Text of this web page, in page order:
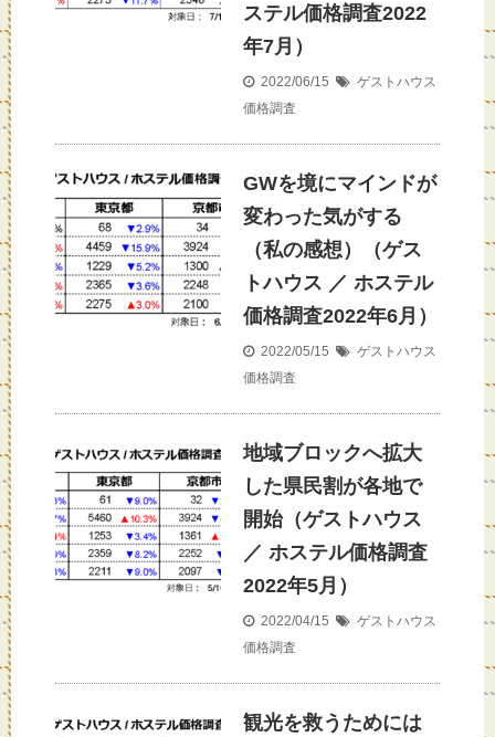
ステル価格調査2022
年7月）
2022/06/15
ゲストハウス
価格調査
GWを境にマインドが
変わった気がする
（私の感想）（ゲス
トハウス ／ ホステル
価格調査2022年6月）
2022/05/15
ゲストハウス
価格調査
地域ブロックへ拡大
した県民割が各地で
開始（ゲストハウス
／ ホステル価格調査
2022年5月）
2022/04/15
ゲストハウス
価格調査
観光を救うためには